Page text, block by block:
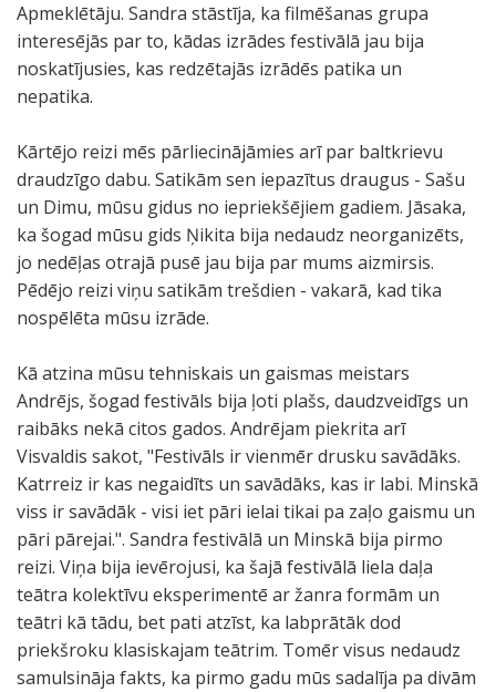
Apmeklētāju. Sandra stāstīja, ka filmēšanas grupa
interesējās par to, kādas izrādes festivālā jau bija
noskatījusies, kas redzētajās izrādēs patika un
nepatika.
Kārtējo reizi mēs pārliecinājāmies arī par baltkrievu
draudzīgo dabu. Satikām sen iepazītus draugus - Sašu
un Dimu, mūsu gidus no iepriekšējiem gadiem. Jāsaka,
ka šogad mūsu gids Ņikita bija nedaudz neorganizēts,
jo nedēļas otrajā pusē jau bija par mums aizmirsis.
Pēdējo reizi viņu satikām trešdien - vakarā, kad tika
nospēlēta mūsu izrāde.
Kā atzina mūsu tehniskais un gaismas meistars
Andrējs, šogad festivāls bija ļoti plašs, daudzveidīgs un
raibāks nekā citos gados. Andrējam piekrita arī
Visvaldis sakot, "Festivāls ir vienmēr drusku savādāks.
Katrreiz ir kas negaidīts un savādāks, kas ir labi. Minskā
viss ir savādāk - visi iet pāri ielai tikai pa zaļo gaismu un
pāri pārejai.". Sandra festivālā un Minskā bija pirmo
reizi. Viņa bija ievērojusi, ka šajā festivālā liela daļa
teātra kolektīvu eksperimentē ar žanra formām un
teātri kā tādu, bet pati atzīst, ka labprātāk dod
priekšroku klasiskajam teātrim. Tomēr visus nedaudz
samulsināja fakts, ka pirmo gadu mūs sadalīja pa divām